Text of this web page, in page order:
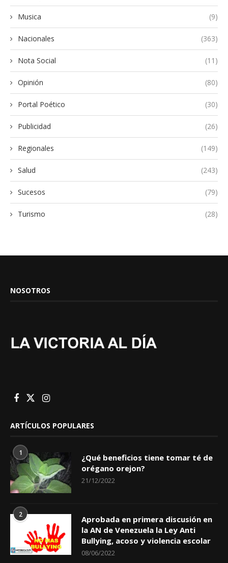
Musica (9)
Nacionales (363)
Nota Social (11)
Opinión (80)
Portal Poético (30)
Publicidad (26)
Regionales (149)
Salud (243)
Sucesos (79)
Turismo (28)
NOSOTROS
ARTÍCULOS POPULARES
1
¿Qué beneficios tiene tomar té de
orégano orejon?
21/12/2022
2
Aprobada en primera discusión en
la AN de Venezuela la Ley Anti
Bullying, acoso y violencia escolar
08/06/2022